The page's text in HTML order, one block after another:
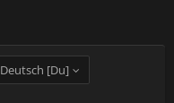
Deutsch [Du]